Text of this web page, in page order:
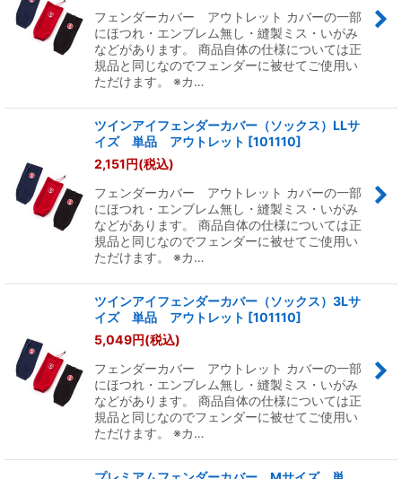
フェンダーカバー アウトレット カバーの一部
にほつれ・エンブレム無し・縫製ミス・いがみ
などがあります。 商品自体の仕様については正
規品と同じなのでフェンダーに被せてご使用い
ただけます。 ※カ…
ツインアイフェンダーカバー（ソックス）LLサ
イズ 単品 アウトレット [101110]
2,151円(税込)
フェンダーカバー アウトレット カバーの一部
にほつれ・エンブレム無し・縫製ミス・いがみ
などがあります。 商品自体の仕様については正
規品と同じなのでフェンダーに被せてご使用い
ただけます。 ※カ…
ツインアイフェンダーカバー（ソックス）3Lサ
イズ 単品 アウトレット [101110]
5,049円(税込)
フェンダーカバー アウトレット カバーの一部
にほつれ・エンブレム無し・縫製ミス・いがみ
などがあります。 商品自体の仕様については正
規品と同じなのでフェンダーに被せてご使用い
ただけます。 ※カ…